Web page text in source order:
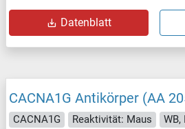
Datenblatt
CACNA1G Antikörper (AA
CACNA1G Reaktivität: Maus WB,